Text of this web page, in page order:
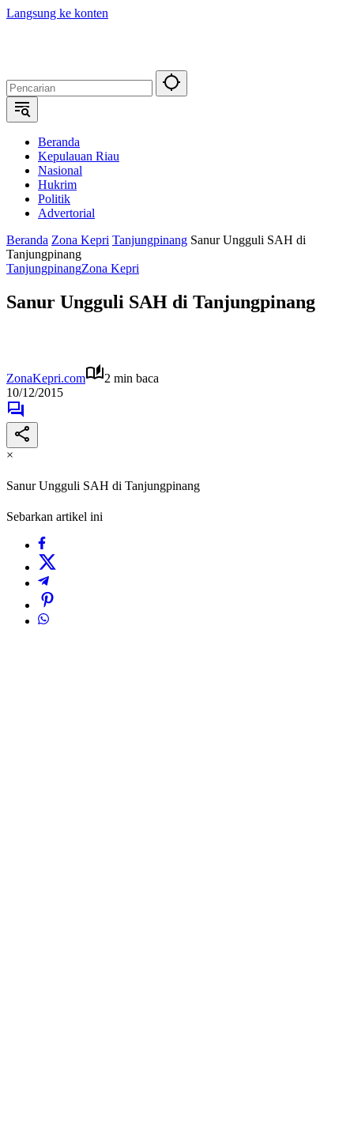
Langsung ke konten
Beranda
Kepulauan Riau
Nasional
Hukrim
Politik
Advertorial
Beranda Zona Kepri Tanjungpinang Sanur Ungguli SAH di
Tanjungpinang
TanjungpinangZona Kepri
Sanur Ungguli SAH di Tanjungpinang
ZonaKepri.com
2 min baca
10/12/2015
×
Sanur Ungguli SAH di Tanjungpinang
Sebarkan artikel ini